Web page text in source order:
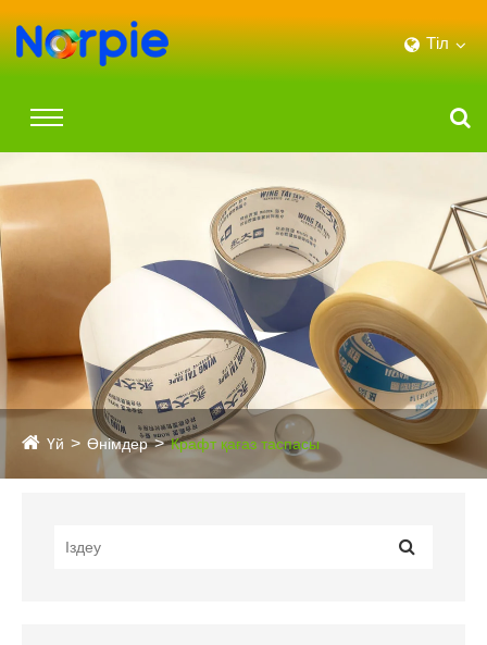
Тіл
Үй Өнімдер Крафт қағаз таспасы